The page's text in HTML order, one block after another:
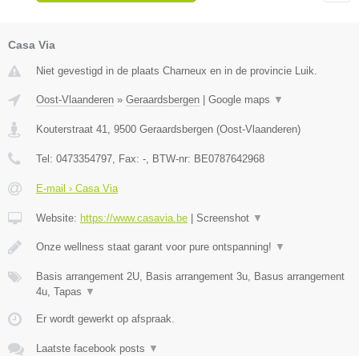
Casa Via
Niet gevestigd in de plaats Charneux en in de provincie Luik.
Oost-Vlaanderen » Geraardsbergen Google maps ▼
Kouterstraat 41 9500 Geraardsbergen (Oost-Vlaanderen)
Tel: 0473354797 , Fax: - , BTW-nr: BE0787642968
E-mail › Casa Via
Website: https://www.casavia.be Screenshot ▼
Onze wellness staat garant voor pure ontspanning! ▼
Basis arrangement 2U, Basis arrangement 3u, Basus arrangement
4u, Tapas ▼
Er wordt gewerkt op afspraak.
Laatste facebook posts ▼